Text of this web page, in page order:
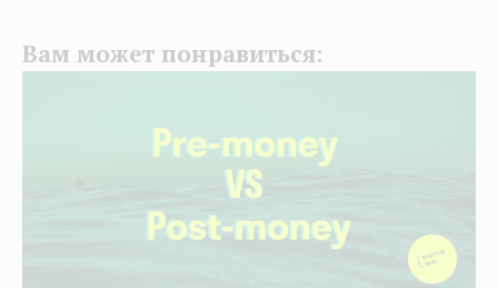
Вам может понравиться: